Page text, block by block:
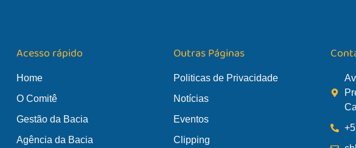
Acesso rápido
Home
O Comitê
Gestão da Bacia
Agência da Bacia
Outras Páginas
Politicas de Privacidade
Notícias
Eventos
Clipping